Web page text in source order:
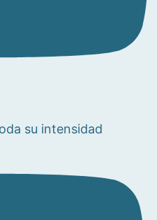
su intensidad